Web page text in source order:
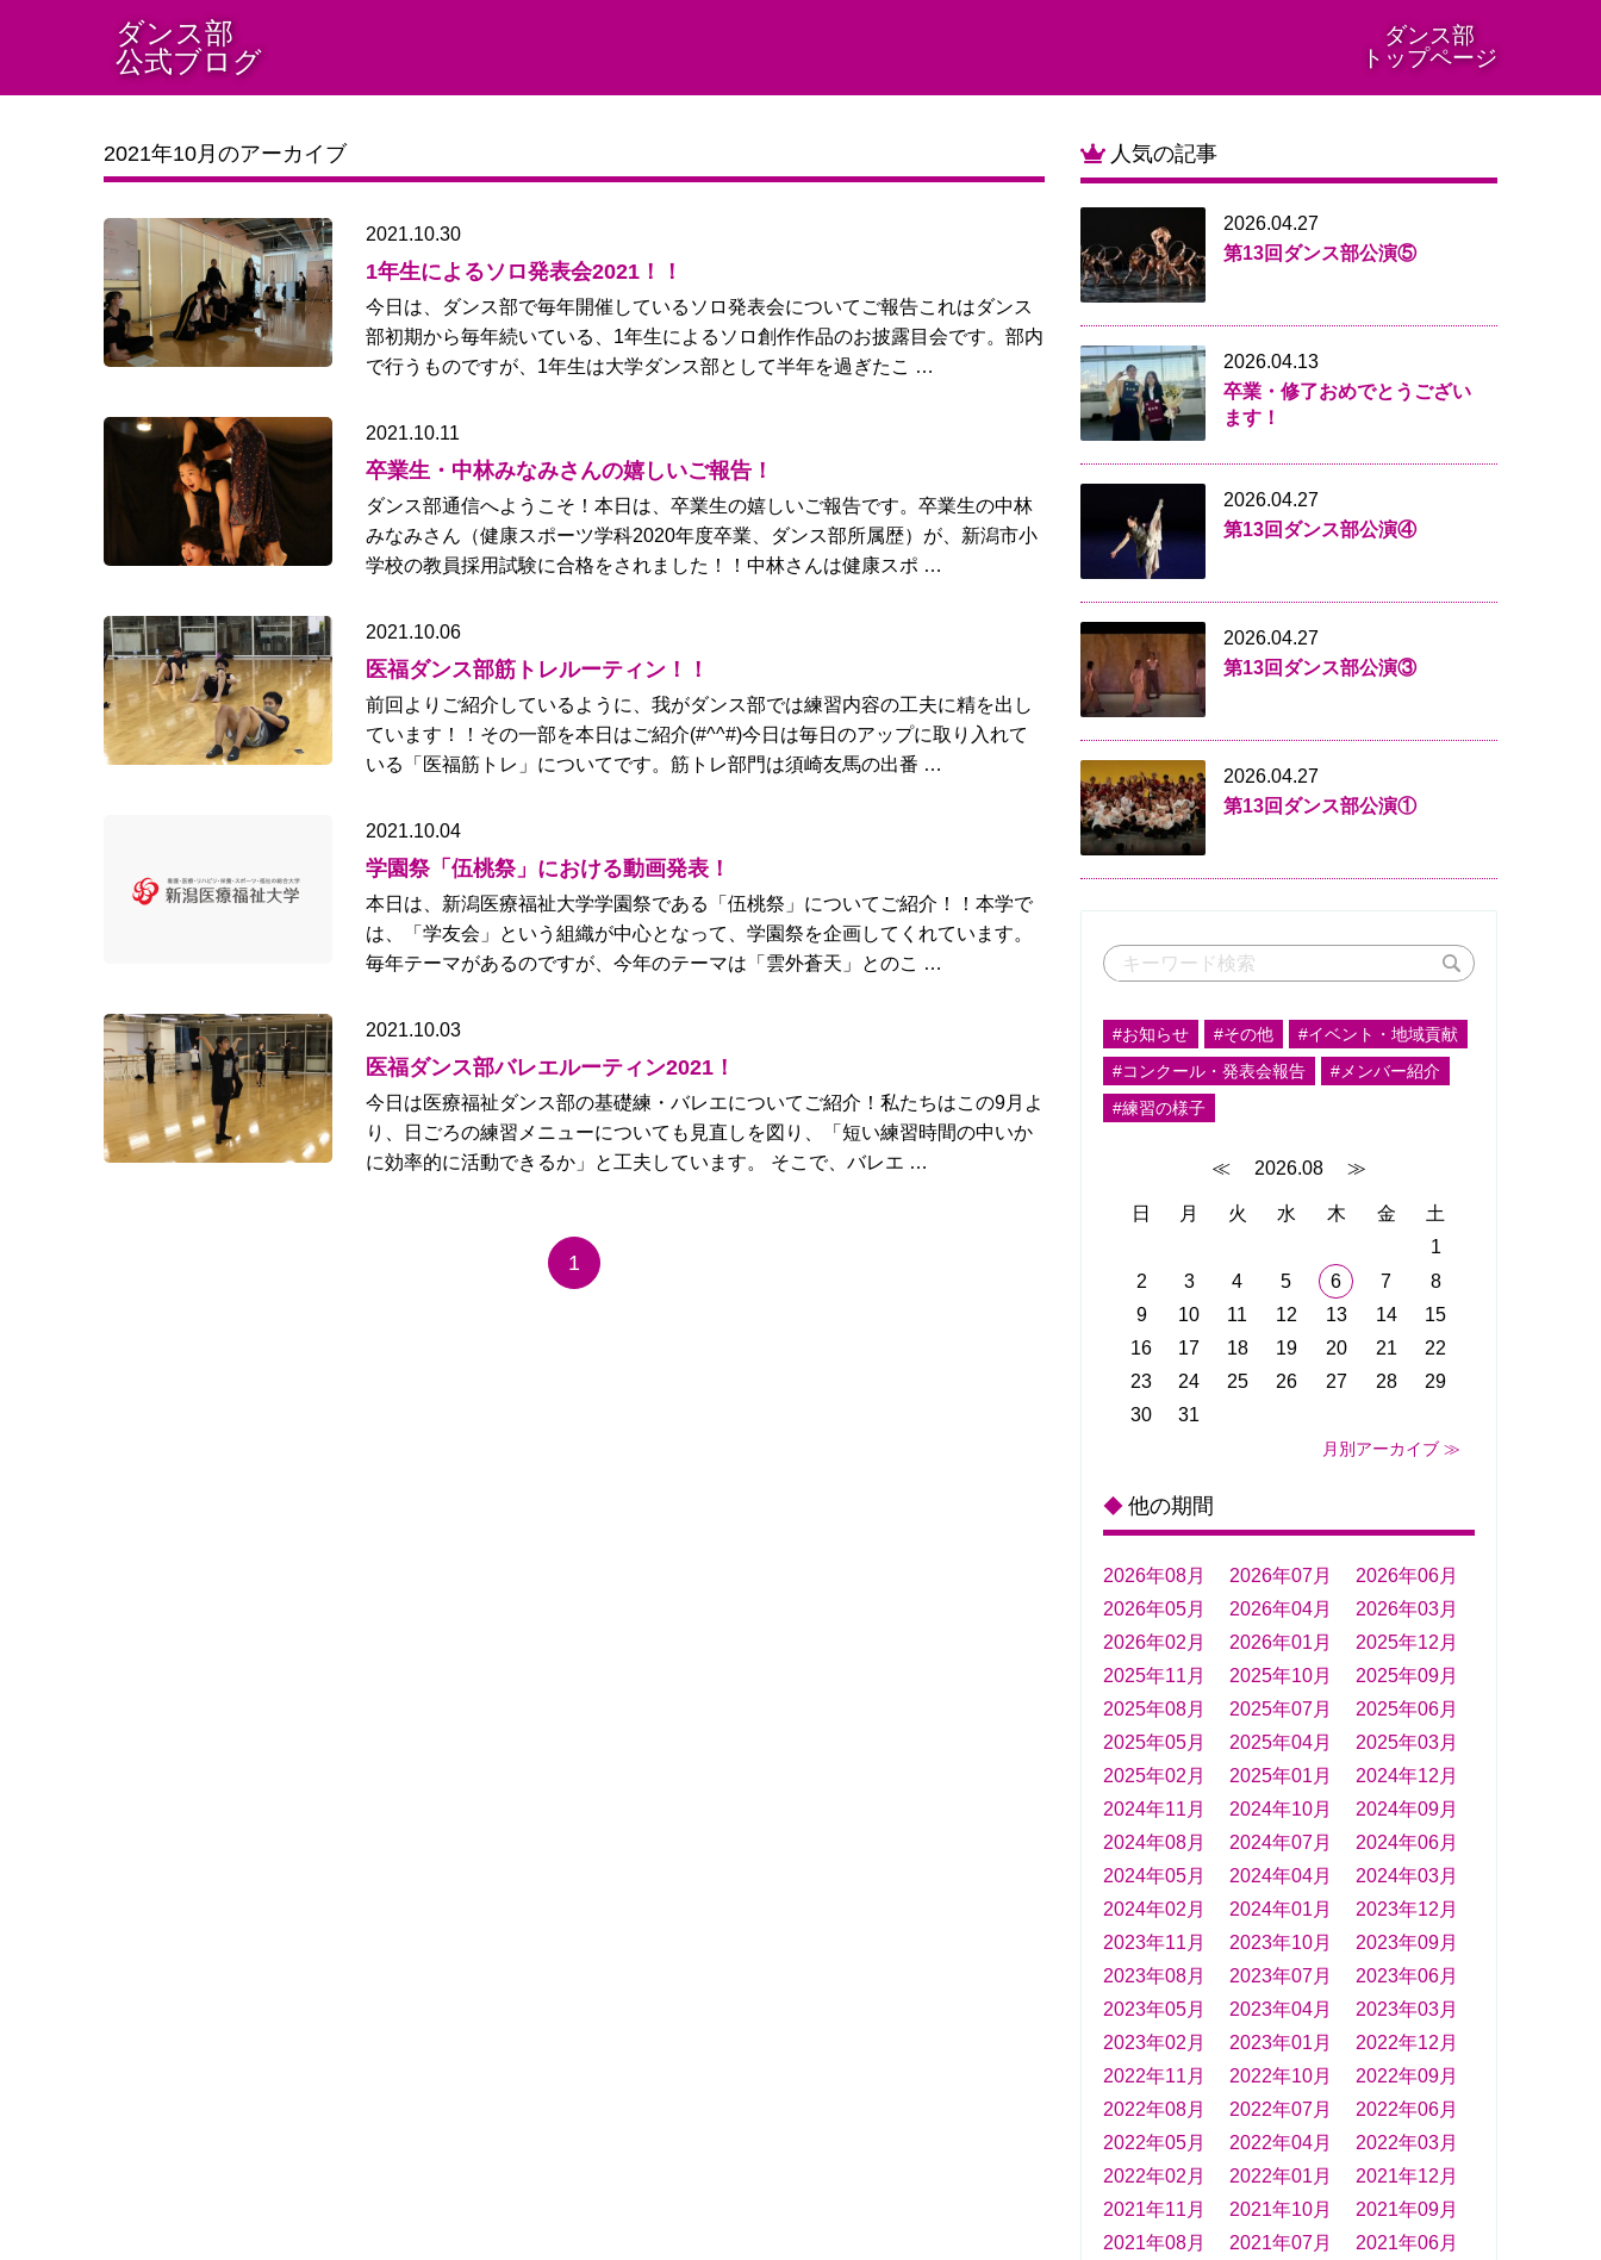
ダンス部
トップページ
ダンス部
公式ブログ
2021年10月のアーカイブ
2021.10.30
1年生によるソロ発表会2021！！
今日は、ダンス部で毎年開催しているソロ発表会についてご報告これはダンス
部初期から毎年続いている、1年生によるソロ創作作品のお披露目会です。部内
で行うものですが、1年生は大学ダンス部として半年を過ぎたこ …
2021.10.11
卒業生・中林みなみさんの嬉しいご報告！
ダンス部通信へようこそ！本日は、卒業生の嬉しいご報告です。卒業生の中林
みなみさん（健康スポーツ学科2020年度卒業、ダンス部所属歴）が、新潟市小
学校の教員採用試験に合格をされました！！中林さんは健康スポ …
2021.10.06
医福ダンス部筋トレルーティン！！
前回よりご紹介しているように、我がダンス部では練習内容の工夫に精を出し
ています！！その一部を本日はご紹介(#^^#)今日は毎日のアップに取り入れて
いる「医福筋トレ」についてです。筋トレ部門は須崎友馬の出番 …
2021.10.04
学園祭「伍桃祭」における動画発表！
本日は、新潟医療福祉大学学園祭である「伍桃祭」についてご紹介！！本学で
は、「学友会」という組織が中心となって、学園祭を企画してくれています。
毎年テーマがあるのですが、今年のテーマは「雲外蒼天」とのこ …
2021.10.03
医福ダンス部バレエルーティン2021！
今日は医療福祉ダンス部の基礎練・バレエについてご紹介！私たちはこの9月よ
り、日ごろの練習メニューについても見直しを図り、「短い練習時間の中いか
に効率的に活動できるか」と工夫しています。 そこで、バレエ …
1
人気の記事
2026.04.27
第13回ダンス部公演⑤
2026.04.13
卒業・修了おめでとうござい
ます！
2026.04.27
第13回ダンス部公演④
2026.04.27
第13回ダンス部公演③
2026.04.27
第13回ダンス部公演①
#お知らせ #その他
#イベント・地域貢献
#コンクール・発表会報告
#メンバー紹介
#練習の様子
≪ 2026.08 ≫
日 月 火 水 木 金
土
1
2
3 4 5 6 7
8
9
10 11 12 13 14
15
16
17 18 19 20 21
22
23
24 25 26 27 28
29
30
31
月別アーカイブ ≫
◆ 他の期間
2026年08月 2026年07月
2026年06月
2026年05月
2026年04月
2026年03月
2026年02月
2026年01月
2025年12月
2025年11月
2025年10月
2025年09月
2025年08月
2025年07月
2025年06月
2025年05月
2025年04月
2025年03月
2025年02月
2025年01月
2024年12月
2024年11月
2024年10月
2024年09月
2024年08月
2024年07月
2024年06月
2024年05月
2024年04月
2024年03月
2024年02月
2024年01月
2023年12月
2023年11月
2023年10月
2023年09月
2023年08月
2023年07月
2023年06月
2023年05月
2023年04月
2023年03月
2023年02月
2023年01月
2022年12月
2022年11月
2022年10月
2022年09月
2022年08月
2022年07月
2022年06月
2022年05月
2022年04月
2022年03月
2022年02月
2022年01月
2021年12月
2021年11月
2021年10月
2021年09月
2021年08月
2021年07月
2021年06月